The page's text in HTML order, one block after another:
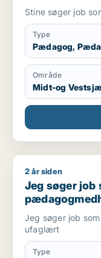
Stine søger job
Type
Pædagog,
Område
Midt-og
Jeg søger job
2 år siden
Jeg søger job
Jeg søger job
ufaglært
Type